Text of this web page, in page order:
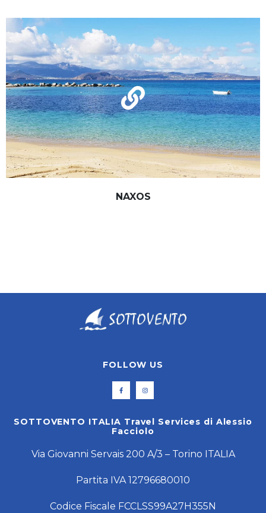
NAXOS
FOLLOW US
SOTTOVENTO ITALIA Travel Services di Alessio
Facciolo
Via Giovanni Servais 200 A/3 – Torino ITALIA
Partita IVA 12796680010
Codice Fiscale FCCLSS99A27H355N